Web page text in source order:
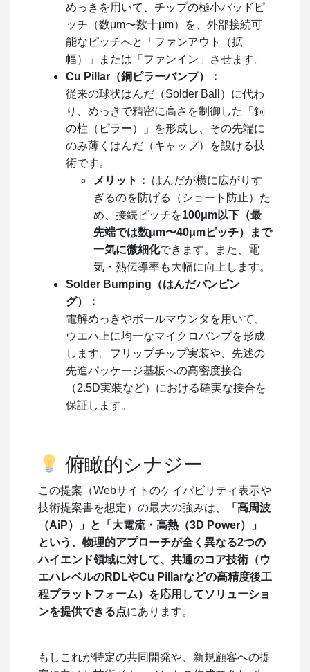
めっきを用いて、チップの極小パッドピ
ッチ（数μm〜数十μm）を、外部接続可
能なピッチへと「ファンアウト（拡
幅）」または「ファンイン」させます。
Cu Pillar（銅ピラーバンプ）：
従来の球状はんだ（Solder Ball）に代わ
り、めっきで精密に高さを制御した「銅
の柱（ピラー）」を形成し、その先端に
のみ薄くはんだ（キャップ）を設ける技
術です。
メリット：
はんだが横に広がりす
ぎるのを防げる（ショート防止）た
め、接続ピッチを100μm以下（最
先端では数μm〜40μmピッチ）まで
一気に微細化できます。また、電
気・熱伝導率も大幅に向上します。
Solder Bumping（はんだバンピン
グ）：
電解めっきやボールマウンタを用いて、
ウエハ上に均一なマイクロバンプを形成
します。フリップチップ実装や、先述の
先進パッケージ基板への高密度接合
（2.5D実装など）における確実な接合を
保証します。
俯瞰的シナジー
この提案（Webサイトのケイパビリティ表示や
技術提案書を想定）の最大の強みは、
「高周波
（AiP）」と「大電流・高熱（3D Power）」
という、物理的アプローチが全く異なる2つの
ハイエンド領域に対して、共通のコア技術（ウ
エハレベルのRDLやCu Pillarなどの高精度後工
程プラットフォーム）を応用してソリューショ
ンを提供できる点にあります。
もしこれが特定の共同開発や、新規顧客への提